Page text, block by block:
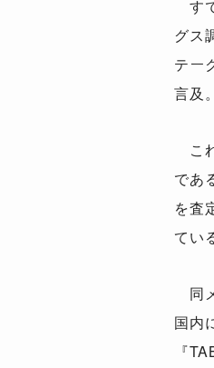
す
グス
テー
言及。
こ
であ
を査
てい
同
国内
『